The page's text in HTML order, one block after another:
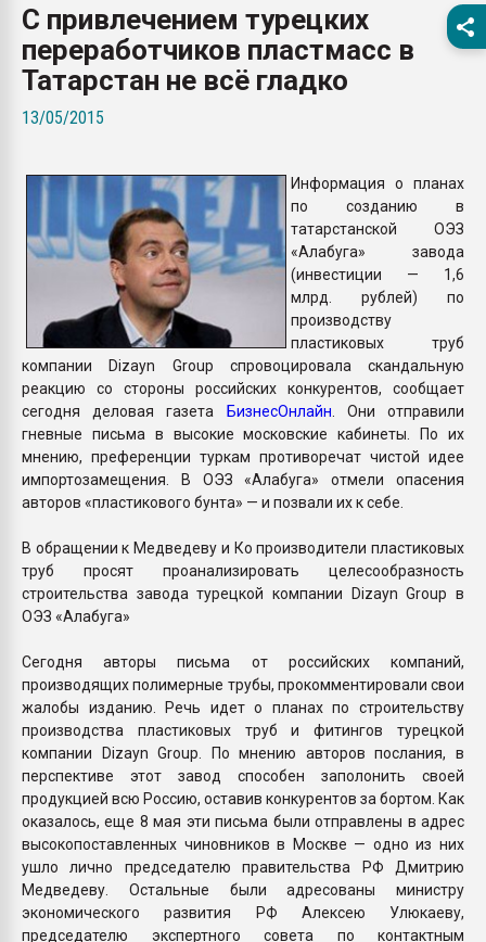
26.07.2022 "Сибирский
намного дороже
Профильная
покупка, обмен
С привлечением турецких
переработчиков пластмасс в
Татарстан не всё гладко
13/05/2015
Информация о планах
по созданию в
татарстанской ОЭЗ
«Алабуга» завода
(инвестиции — 1,6
млрд. рублей) по
производству
пластиковых труб
компании Dizayn Group спровоцировала скандальную
реакцию со стороны российских конкурентов, сообщает
сегодня деловая газета БизнесОнлайн . Они отправили
гневные письма в высокие московские кабинеты. По их
мнению, преференции туркам противоречат чистой идее
импортозамещения. В ОЭЗ «Алабуга» отмели опасения
авторов «пластикового бунта» — и позвали их к себе.
В обращении к Медведеву и Ко производители пластиковых
труб просят проанализировать целесообразность
строительства завода турецкой компании Dizayn Group в
ОЭЗ «Алабуга»
Сегодня авторы письма от российских компаний,
производящих полимерные трубы, прокомментировали свои
жалобы изданию. Речь идет о планах по строительству
производства пластиковых труб и фитингов турецкой
компании Dizayn Group. По мнению авторов послания, в
перспективе этот завод способен заполонить своей
продукцией всю Россию, оставив конкурентов за бортом. Как
оказалось, еще 8 мая эти письма были отправлены в адрес
высокопоставленных чиновников в Москве — одно из них
ушло лично председателю правительства РФ Дмитрию
Медведеву. Остальные были адресованы министру
экономического развития РФ Алексею Улюкаеву,
председателю экспертного совета по контактным